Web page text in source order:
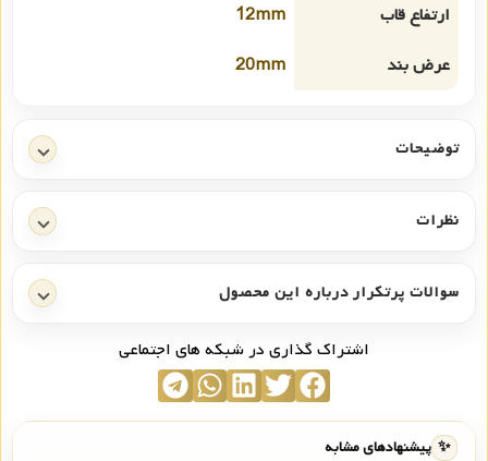
ارتفاع قاب
12mm
عرض بند
20mm
توضیحات
نظرات
سوالات پرتکرار درباره این محصول
اشتراک گذاری در شبکه های اجتماعی
✨ پیشنهادهای مشابه